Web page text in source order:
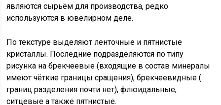
являются сырьём для производства, редко
используются в ювелирном деле.
По текстуре выделяют ленточные и пятнистые
кристаллы. Последние подразделяются по типу
рисунка на брекчеевые (входящие в состав минералы
имеют чёткие границы сращения), брекчеевидные (
границ разделения почти нет), флюидальные,
ситцевые а также пятнистые.